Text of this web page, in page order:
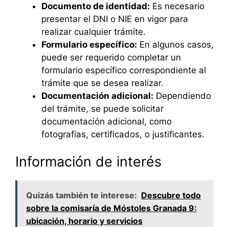
Documento de identidad: Es necesario
presentar el DNI o NIE en vigor para
realizar cualquier trámite.
Formulario específico: En algunos casos,
puede ser requerido completar un
formulario específico correspondiente al
trámite que se desea realizar.
Documentación adicional: Dependiendo
del trámite, se puede solicitar
documentación adicional, como
fotografías, certificados, o justificantes.
Información de interés
Quizás también te interese: Descubre todo
sobre la comisaría de Móstoles Granada 9:
ubicación, horario y servicios